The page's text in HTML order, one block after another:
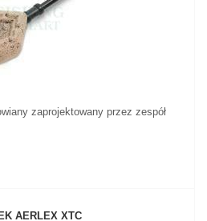
zaprojektowany przez zespół
AERLEX XTC